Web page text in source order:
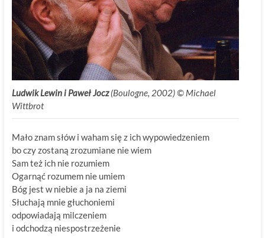
Ludwik Lewin i Paweł Jocz(Boulogne, 2002) © Michael
Wittbrot
Mało znam słów i waham się z ich wypowiedzeniem
bo czy zostaną zrozumiane nie wiem
Sam też ich nie rozumiem
Ogarnąć rozumem nie umiem
Bóg jest w niebie a ja na ziemi
Słuchają mnie głuchoniemi
odpowiadają milczeniem
i odchodzą niespostrzeżenie